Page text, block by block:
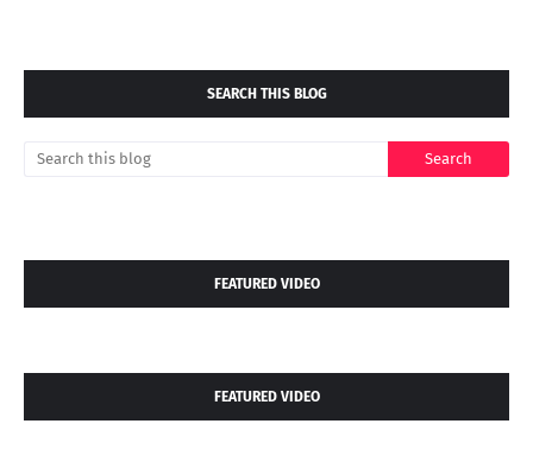
SEARCH THIS BLOG
FEATURED VIDEO
FEATURED VIDEO